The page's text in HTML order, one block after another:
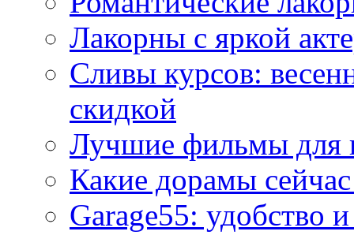
Лакорны с яркой
Сливы курсов:
скидкой
Лучшие фильмы для
Какие дорамы
Garage55: удобство